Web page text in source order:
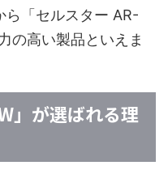
ら「セルスター AR-
の高い製品といえま
」が選ばれる理